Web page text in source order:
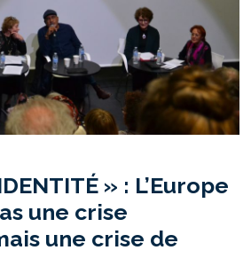
» : L’Europe
une crise
une crise de